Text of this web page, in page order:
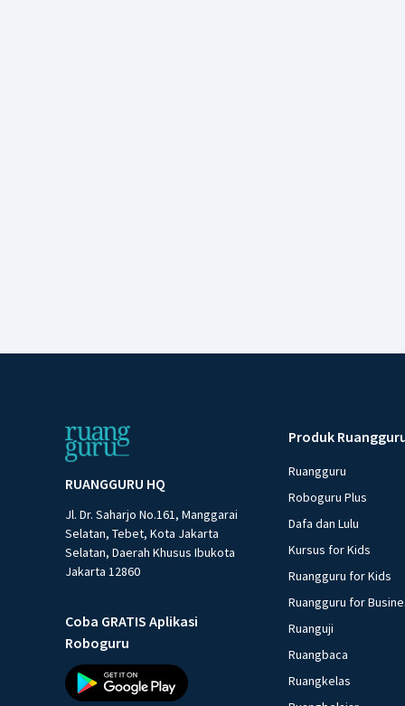
RUANGGURU HQ
Jl. Dr. Saharjo No.161, Manggarai
Selatan, Tebet, Kota Jakarta
Selatan, Daerah Khusus Ibukota
Jakarta 12860
Coba GRATIS Aplikasi
Roboguru
Produk
Ruangguru
Roboguru Plus
Dafa dan Lulu
Kursus for Kids
Ruangguru for Kids
Ruangguru for
Ruanguji
Ruangbaca
Ruangkelas